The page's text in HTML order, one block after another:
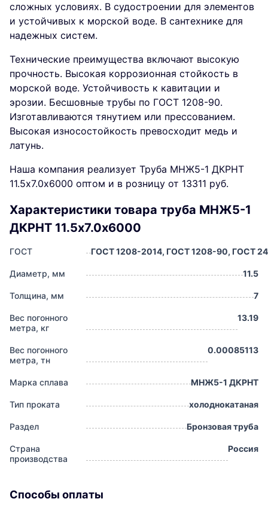
сложных условиях. В судостроении для элементов
и устойчивых к морской воде. В сантехнике для
надежных систем.
Технические преимущества включают высокую
прочность. Высокая коррозионная стойкость в
морской воде. Устойчивость к кавитации и
эрозии. Бесшовные трубы по ГОСТ 1208-90.
Изготавливаются тянутием или прессованием.
Высокая износостойкость превосходит медь и
латунь.
Наша компания реализует Труба МНЖ5-1 ДКРНТ
11.5х7.0х6000 оптом и в розницу от 13311 руб.
Характеристики товара труба МНЖ5-1
ДКРНТ 11.5х7.0х6000
ГОСТ ГОСТ 1208-2014, ГОСТ 1208-90, ГОСТ
Диаметр, мм 11.5
Толщина, мм 7
Вес погонного
метра, кг
13.19
Вес погонного
метра, тн
0.00085113
Марка сплава МНЖ5-1 ДКРНТ
Тип проката холоднокатаная
Раздел Бронзовая труба
Страна
производства
Россия
Способы оплаты